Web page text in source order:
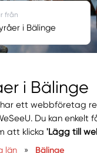
i Bälinge
ett webbföretag
Du kan enkelt
att klicka'Lägg till
län » Bälinge
från
i Bälinge